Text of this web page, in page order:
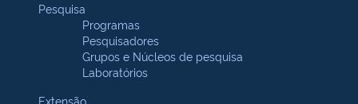
Pesquisa
Programas
Pesquisadores
Grupos e Núcleos de pesquisa
Laboratórios
Extensão